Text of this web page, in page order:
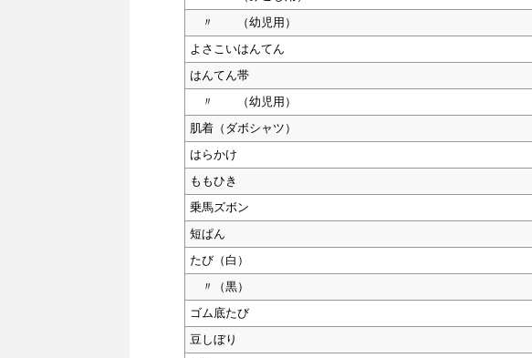
〃 （幼児用）
よさこいはんてん
はんてん帯
〃 （幼児用）
肌着（ダボシャツ）
はらかけ
ももひき
乗馬ズボン
短ぱん
たび（白）
〃（黒）
ゴム底たび
豆しぼり